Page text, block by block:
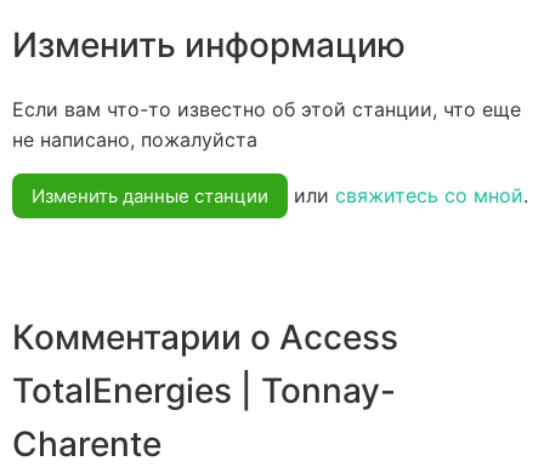
Изменить информацию
Если вам что-то известно об этой станции, что еще
не написано, пожалуйста
Изменить данные станции или свяжитесь со мной.
Комментарии о Access
TotalEnergies | Tonnay-
Charente